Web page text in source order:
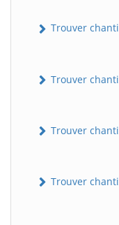
Trouver
Trouver
Trouver
Trouver